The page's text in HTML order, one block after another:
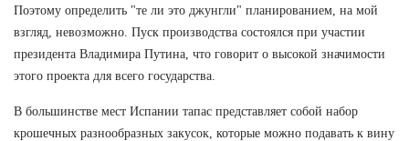
Поэтому определить "те ли это джунгли" планированием, на мой
взгляд, невозможно. Пуск производства состоялся при участии
президента Владимира Путина, что говорит о высокой значимости
этого проекта для всего государства.
В большинстве мест Испании тапас представляет собой набор
крошечных разнообразных закусок, которые можно подавать к вину